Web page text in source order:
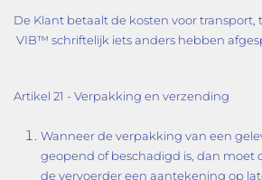
De Klant betaalt de kosten voor transport,
VIB™ schriftelijk iets anders hebben
Artikel 21 - Verpakking en verzending
Wanneer de verpakking van een
geopend of beschadigd is, dan moet
de vervoerder een aantekening op